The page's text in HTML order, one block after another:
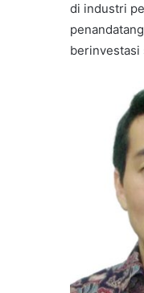
di industri
berinvestasi